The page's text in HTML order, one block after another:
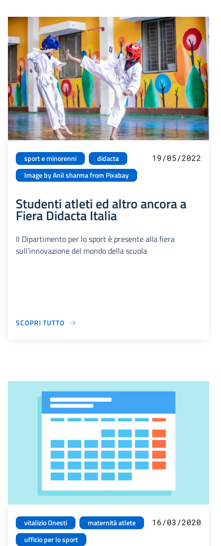
sport e minorenni
didacta
Image by Anil sharma from Pixabay
19/05/2022
Studenti atleti ed altro ancora a
Fiera Didacta Italia
Il Dipartimento per lo sport è presente alla fiera
sull'innovazione del mondo della scuola
SCOPRI TUTTO
vitalizio Onesti
maternità atlete
ufficio per lo sport
16/03/2020